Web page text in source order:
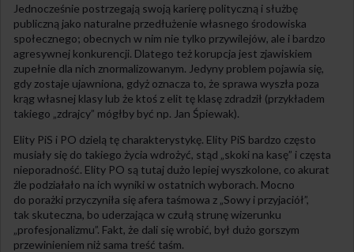
Jednocześnie postrzegają swoją karierę polityczną i służbę
publiczną jako naturalne przedłużenie własnego środowiska
społecznego; obecnych w nim nie tylko przywilejów, ale i bardzo
agresywnej konkurencji. Dlatego też korupcja jest zjawiskiem
zupełnie dla nich znormalizowanym. Jedyny problem pojawia się,
gdy zostaje ujawniona, gdyż oznacza to, że sprawa wyszła poza
krąg własnej klasy lub że ktoś z elit tę klasę zdradził (przykładem
takiego „zdrajcy” mógłby być np. Jan Śpiewak).
Elity PiS i PO dzielą tę charakterystykę. Elity PiS bardzo często
musiały się do takiego życia wdrożyć, stąd „skoki na kasę” i częsta
nieporadność. Elity PO są tutaj dużo lepiej wyszkolone, co akurat
źle podziałało na ich wyniki w ostatnich wyborach. Mocno
do porażki przyczyniła się afera taśmowa z „Sowy i przyjaciół”,
tak skuteczna, bo uderzająca w czułą strunę wizerunku
„profesjonalizmu”. Fakt, że dali się wrobić, był dużo gorszym
przewinieniem niż sama treść taśm.